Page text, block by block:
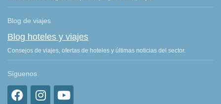
Blog de viajes
Blog hoteles y viajes
Consejos de viajes, ofertas de hoteles y últimas noticias del sector.
Síguenos